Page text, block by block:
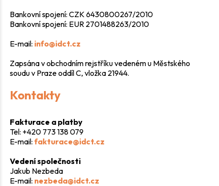
Bankovní spojení: CZK 6430800267/2010
Bankovní spojení: EUR 2701488263/2010
E-mail: info@idct.cz
Zapsána v obchodním rejstříku vedeném u Městského
soudu v Praze oddíl C, vložka 21944.
Kontakty
Fakturace a platby
Tel: +420 773 138 079
E-mail: fakturace@idct.cz
Vedení společnosti
Jakub Nezbeda
E-mail: nezbeda@idct.cz